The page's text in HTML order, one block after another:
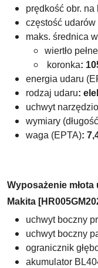
prędkość obr. na
częstość udarów
maks. średnica
wiertło pełne
koronka:
energia udaru
rodzaj udaru:
uchwyt
wymiary
waga (EPTA):
Wyposażenie m
Makita
uchwyt boczny
uchwyt boczny
ogranicznik
akumulator